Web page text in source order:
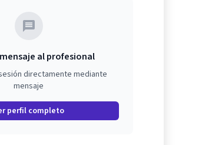
al profesional
directamente mediante
mensaje
perfil completo